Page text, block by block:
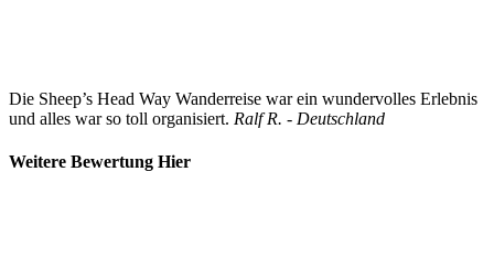
Die Sheep’s Head Way Wanderreise war ein wundervolles Erlebnis
und alles war so toll organisiert. Ralf R. - Deutschland
Weitere Bewertung Hier